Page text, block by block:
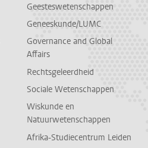
Geesteswetenschappen
Geneeskunde/LUMC
Governance and Global
Affairs
Rechtsgeleerdheid
Sociale Wetenschappen
Wiskunde en
Natuurwetenschappen
Afrika-Studiecentrum Leiden